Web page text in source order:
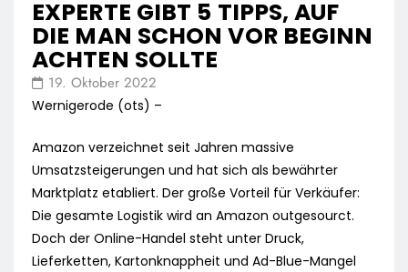
EXPERTE GIBT 5 TIPPS, AUF
DIE MAN SCHON VOR BEGINN
ACHTEN SOLLTE
19. Oktober 2022
Wernigerode (ots) –
Amazon verzeichnet seit Jahren massive
Umsatzsteigerungen und hat sich als bewährter
Marktplatz etabliert. Der große Vorteil für Verkäufer:
Die gesamte Logistik wird an Amazon outgesourct.
Doch der Online-Handel steht unter Druck,
Lieferketten, Kartonknappheit und Ad-Blue-Mangel